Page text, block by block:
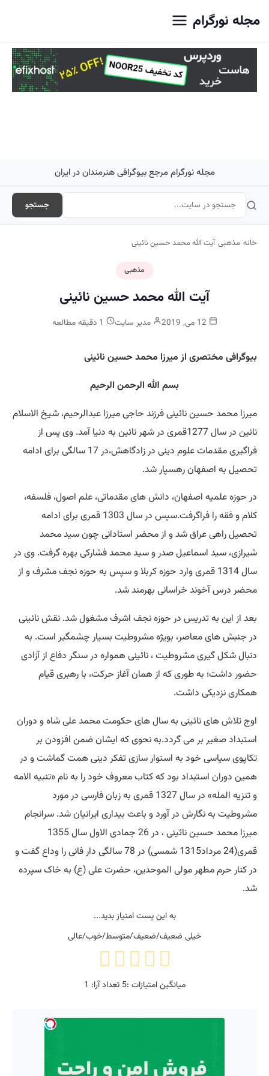
مجله نورگرام
مجله نورگرام مرجع بیوگرافی هنرمندان در ایران
جستجو
خانه/مذهبی/آیت الله محمد حسین نائینی
مذهبی
آیت الله محمد حسین نائینی
مدیر سایت
بیوگرافی مختصری از میرزا محمد حسین نائینی
بسم الله الرحمن الرحیم
میرزا محمد حسین نائینی فرزند حاجی میرزا عبدالرحیم، شیخ الاسلام
نائین در سال 1277قمری در شهر نائین به دنیا آمد. وی پس از
فراگیری مقدمات علوم دینی در زادگاهش،در 17 سالگی برای ادامه
تحصیل به اصفهان رهسپار شد.
در حوزه علمیه اصفهان، دانش های مقدماتی، علم اصول، فلسفه،
کلام و فقه را فراگرفت.سپس در سال 1303 قمری برای ادامه
تحصیل راهی عراق شد و از محضر استادانی چون سید محمد
شیرازی، سید اسماعیل صدر و سید محمد فشارکی بهره گرفت. وی در
سال 1314 قمری وارد حوزه کربلا و سپس به حوزه نجف مشرف و از
محضر درس آخوند خراسانی بهرمند شد.
بعد از این به تدریس در حوزه نجف اشرف مشغول شد. نقش نائینی
در جنبش های معاصر، بویژه مشروطیت بسیار چشمگیر است. به
دنبال شکل گیری مشروطیت ، نائینی همواره در سنگر دفاع از آزادی
حضور داشت؛ به طوری که از همان آغاز حرکت، با رهبری قیام
همکاری نزدیکی داشت.
اوجتلاشهای نائینی به سال های حکومت محمد علی شاه و دوران
استبداد صغیر بر می گردد.به نحوی که ایشان ضمن افزودن بر
تکاپوی سیاسی خود به استوار سازی تفکر دینی همت گماشت و در
همین دوران استبداد بود که کتاب معروف خود را به نام «تنبیه الامه
و تنزیه المله» در سال 1327 قمری به زبان فارسی در مورد
مشروطیت به نگارش در آورد و باعث بیداری ایرانیان شد. سرانجام
میرزا محمد حسین نائینی ، در 26 جمادی الاول سال 1355
قمری(24 مرداد1315 شمسی) در 78 سالگی دار فانی را وداع گفت و
در کنار حرم مطهر مولی الموحدین، حضرت علی (ع) به خاک سپرده
شد.
به این پست امتیاز بدید...
خیلی ضعیف/ضعیف/متوسط/خوب/عالی
میانگین امتیازات :5 تعداد آرا: 1